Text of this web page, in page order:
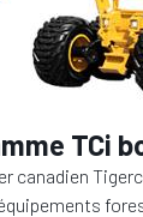
TCi
canadien